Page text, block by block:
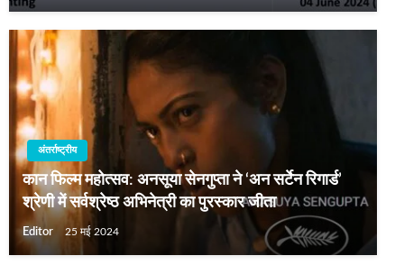
अंतर्राष्ट्रीय
कान फिल्म महोत्सव: अनसूया सेनगुप्ता ने ‘अन सर्टेन रिगार्ड’
श्रेणी में सर्वश्रेष्ठ अभिनेत्री का पुरस्कार जीता
Editor 25 मई 2024